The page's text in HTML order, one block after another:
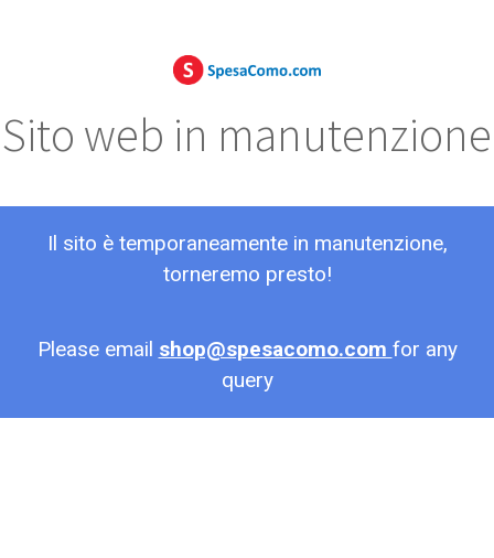
Sito web in manutenzione
Il sito è temporaneamente in manutenzione,
torneremo presto!
Please email shop@spesacomo.com for any
query